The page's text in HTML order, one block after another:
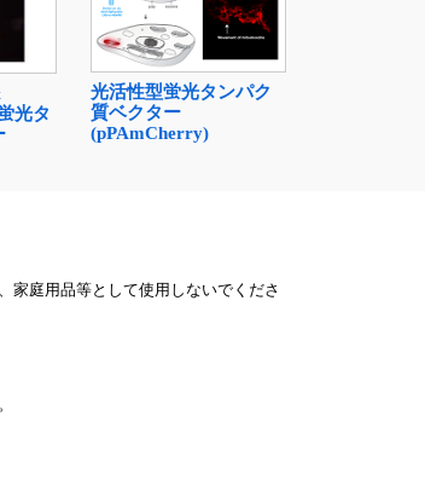
光タ
光活性型蛍光タンパク
質ベクター
(pPAmCherry)
家庭用品等として使用しないでくださ